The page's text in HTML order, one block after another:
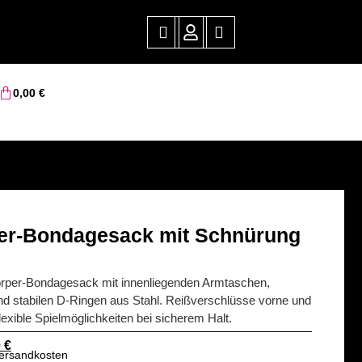
0,00 €
Bondagesack mit Schnürung
Bondagesack mit innenliegenden Armtaschen,
stabilen D-Ringen aus Stahl. Reißverschlüsse vorne und
Spielmöglichkeiten bei sicherem Halt.
€